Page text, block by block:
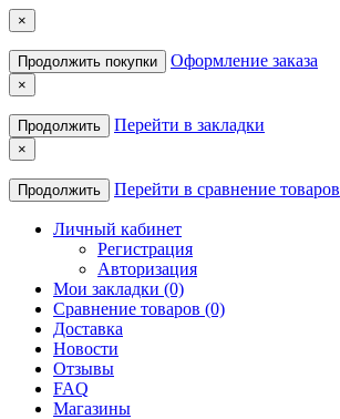
×
Продолжить покупки Оформление заказа
×
Продолжить Перейти в закладки
×
Продолжить Перейти в сравнение товаров
Личный кабинет
Регистрация
Авторизация
Мои закладки (0)
Сравнение товаров (0)
Доставка
Новости
Отзывы
FAQ
Магазины